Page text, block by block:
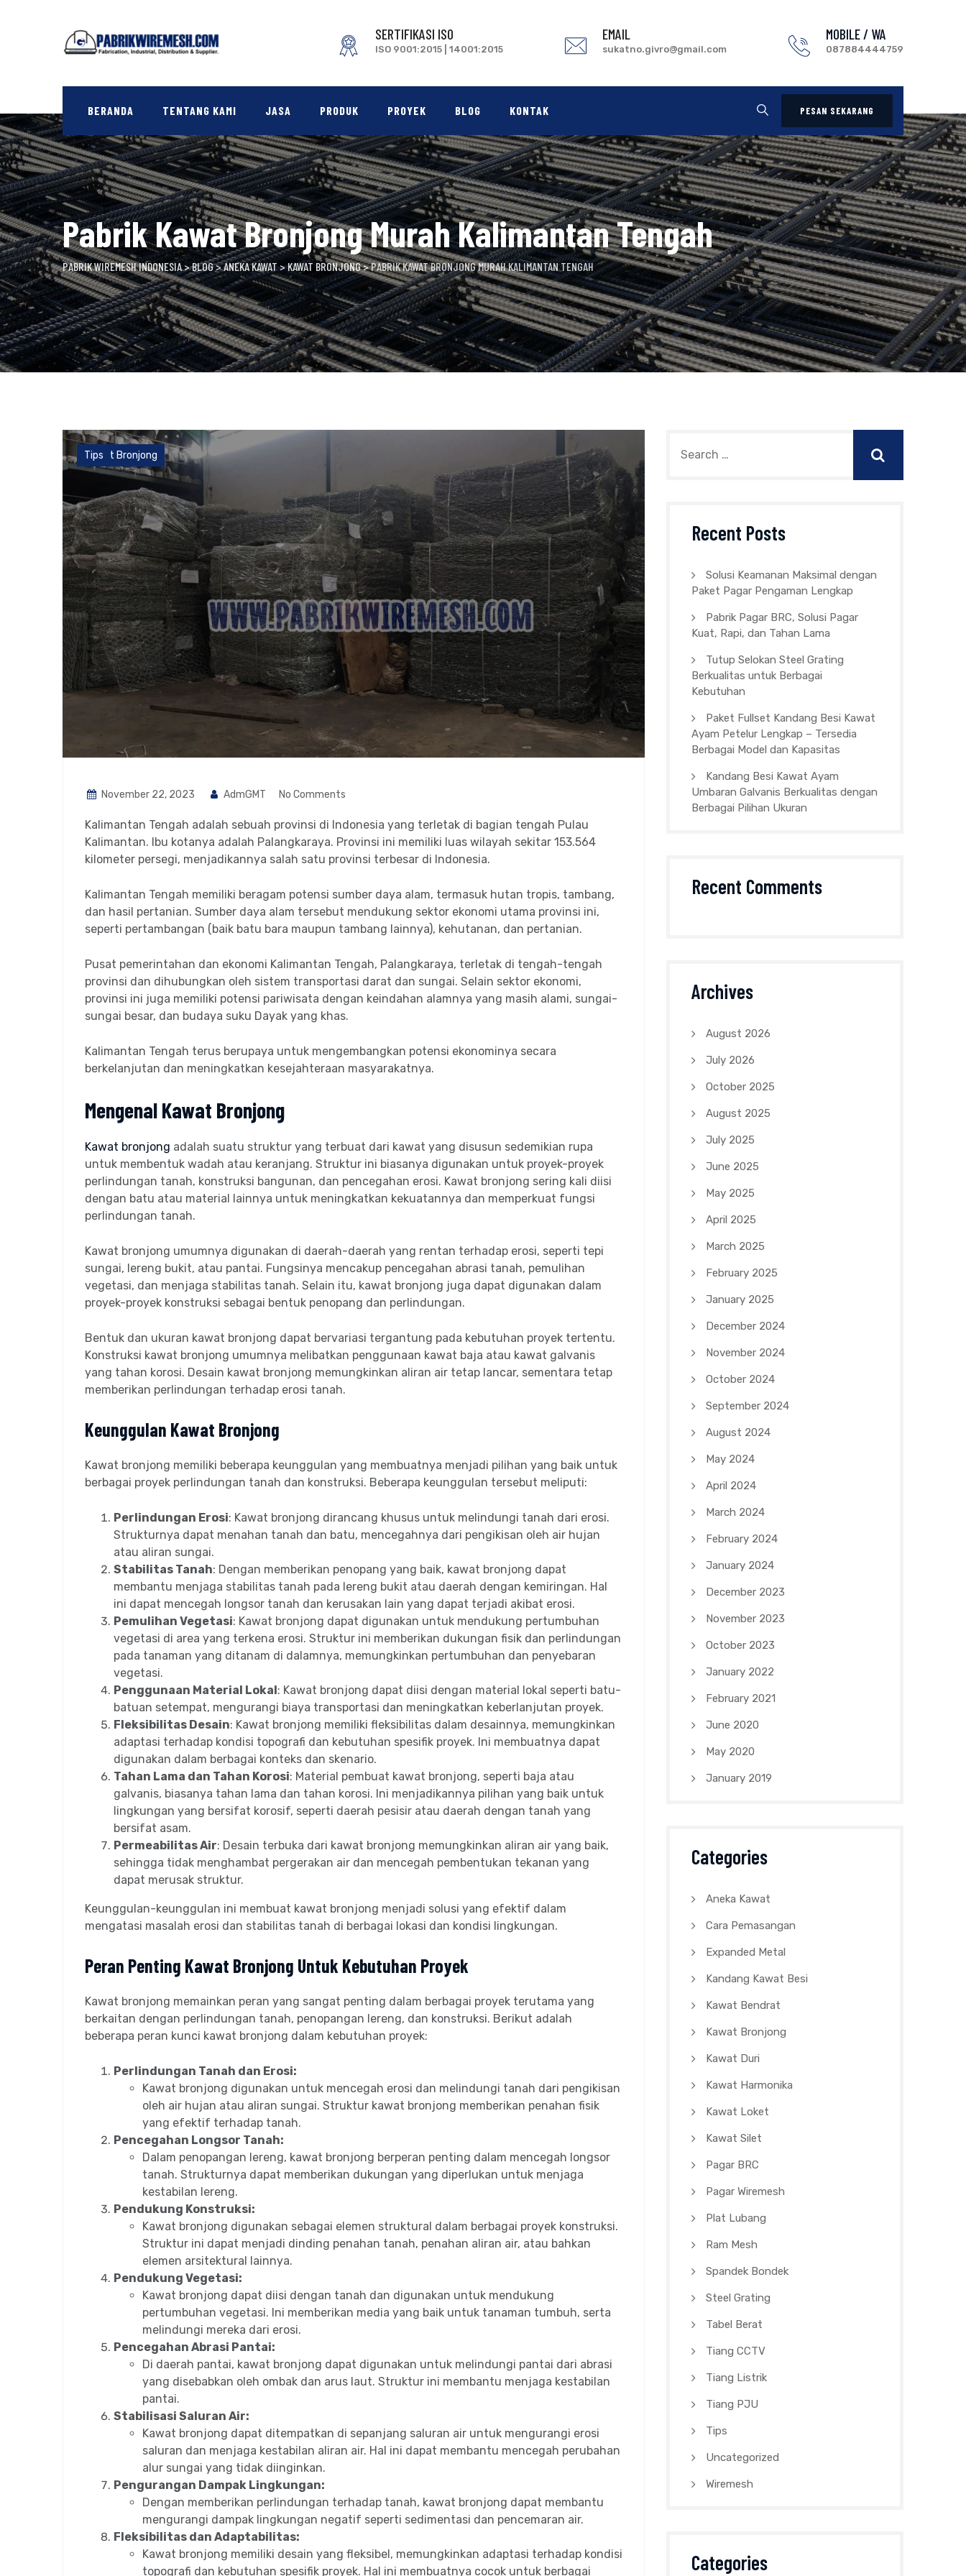
SERTIFIKASI ISO
ISO 9001:2015 | 14001:2015
EMAIL
sukatno.givro@gmail.com
MOBILE / WA
087884444759
BERANDA TENTANG KAMI JASA PRODUK PROYEK BLOG KONTAK PESAN SEKARANG
Pabrik Kawat Bronjong Murah Kalimantan Tengah
PABRIK WIREMESH INDONESIA>BLOG>ANEKA KAWAT>KAWAT BRONJONG>PABRIK KAWAT BRONJONG MURAH KALIMANTAN TENGAH
Kawat Bronjong
Tips
November 22, 2023 AdmGMT No Comments
Kalimantan Tengah adalah sebuah provinsi di Indonesia yang terletak di bagian tengah Pulau
Kalimantan. Ibu kotanya adalah Palangkaraya. Provinsi ini memiliki luas wilayah sekitar 153.564
kilometer persegi, menjadikannya salah satu provinsi terbesar di Indonesia.
Kalimantan Tengah memiliki beragam potensi sumber daya alam, termasuk hutan tropis, tambang,
dan hasil pertanian. Sumber daya alam tersebut mendukung sektor ekonomi utama provinsi ini,
seperti pertambangan (baik batu bara maupun tambang lainnya), kehutanan, dan pertanian.
Pusat pemerintahan dan ekonomi Kalimantan Tengah, Palangkaraya, terletak di tengah-tengah
provinsi dan dihubungkan oleh sistem transportasi darat dan sungai. Selain sektor ekonomi,
provinsi ini juga memiliki potensi pariwisata dengan keindahan alamnya yang masih alami, sungai-
sungai besar, dan budaya suku Dayak yang khas.
Kalimantan Tengah terus berupaya untuk mengembangkan potensi ekonominya secara
berkelanjutan dan meningkatkan kesejahteraan masyarakatnya.
Mengenal Kawat Bronjong
Kawat bronjong adalah suatu struktur yang terbuat dari kawat yang disusun sedemikian rupa
untuk membentuk wadah atau keranjang. Struktur ini biasanya digunakan untuk proyek-proyek
perlindungan tanah, konstruksi bangunan, dan pencegahan erosi. Kawat bronjong sering kali diisi
dengan batu atau material lainnya untuk meningkatkan kekuatannya dan memperkuat fungsi
perlindungan tanah.
Kawat bronjong umumnya digunakan di daerah-daerah yang rentan terhadap erosi, seperti tepi
sungai, lereng bukit, atau pantai. Fungsinya mencakup pencegahan abrasi tanah, pemulihan
vegetasi, dan menjaga stabilitas tanah. Selain itu, kawat bronjong juga dapat digunakan dalam
proyek-proyek konstruksi sebagai bentuk penopang dan perlindungan.
Bentuk dan ukuran kawat bronjong dapat bervariasi tergantung pada kebutuhan proyek tertentu.
Konstruksi kawat bronjong umumnya melibatkan penggunaan kawat baja atau kawat galvanis
yang tahan korosi. Desain kawat bronjong memungkinkan aliran air tetap lancar, sementara tetap
memberikan perlindungan terhadap erosi tanah.
Keunggulan Kawat Bronjong
Kawat bronjong memiliki beberapa keunggulan yang membuatnya menjadi pilihan yang baik untuk
berbagai proyek perlindungan tanah dan konstruksi. Beberapa keunggulan tersebut meliputi:
Perlindungan Erosi: Kawat bronjong dirancang khusus untuk melindungi tanah dari erosi.
Strukturnya dapat menahan tanah dan batu, mencegahnya dari pengikisan oleh air hujan
atau aliran sungai.
Stabilitas Tanah: Dengan memberikan penopang yang baik, kawat bronjong dapat
membantu menjaga stabilitas tanah pada lereng bukit atau daerah dengan kemiringan. Hal
ini dapat mencegah longsor tanah dan kerusakan lain yang dapat terjadi akibat erosi.
Pemulihan Vegetasi: Kawat bronjong dapat digunakan untuk mendukung pertumbuhan
vegetasi di area yang terkena erosi. Struktur ini memberikan dukungan fisik dan perlindungan
pada tanaman yang ditanam di dalamnya, memungkinkan pertumbuhan dan penyebaran
vegetasi.
Penggunaan Material Lokal: Kawat bronjong dapat diisi dengan material lokal seperti batu-
batuan setempat, mengurangi biaya transportasi dan meningkatkan keberlanjutan proyek.
Fleksibilitas Desain: Kawat bronjong memiliki fleksibilitas dalam desainnya, memungkinkan
adaptasi terhadap kondisi topografi dan kebutuhan spesifik proyek. Ini membuatnya dapat
digunakan dalam berbagai konteks dan skenario.
Tahan Lama dan Tahan Korosi: Material pembuat kawat bronjong, seperti baja atau
galvanis, biasanya tahan lama dan tahan korosi. Ini menjadikannya pilihan yang baik untuk
lingkungan yang bersifat korosif, seperti daerah pesisir atau daerah dengan tanah yang
bersifat asam.
Permeabilitas Air: Desain terbuka dari kawat bronjong memungkinkan aliran air yang baik,
sehingga tidak menghambat pergerakan air dan mencegah pembentukan tekanan yang
dapat merusak struktur.
Keunggulan-keunggulan ini membuat kawat bronjong menjadi solusi yang efektif dalam
mengatasi masalah erosi dan stabilitas tanah di berbagai lokasi dan kondisi lingkungan.
Peran Penting Kawat Bronjong Untuk Kebutuhan Proyek
Kawat bronjong memainkan peran yang sangat penting dalam berbagai proyek terutama yang
berkaitan dengan perlindungan tanah, penopangan lereng, dan konstruksi. Berikut adalah
beberapa peran kunci kawat bronjong dalam kebutuhan proyek:
Perlindungan Tanah dan Erosi:
Kawat bronjong digunakan untuk mencegah erosi dan melindungi tanah dari pengikisan
oleh air hujan atau aliran sungai. Struktur kawat bronjong memberikan penahan fisik
yang efektif terhadap tanah.
Pencegahan Longsor Tanah:
Dalam penopangan lereng, kawat bronjong berperan penting dalam mencegah longsor
tanah. Strukturnya dapat memberikan dukungan yang diperlukan untuk menjaga
kestabilan lereng.
Pendukung Konstruksi:
Kawat bronjong digunakan sebagai elemen struktural dalam berbagai proyek konstruksi.
Struktur ini dapat menjadi dinding penahan tanah, penahan aliran air, atau bahkan
elemen arsitektural lainnya.
Pendukung Vegetasi:
Kawat bronjong dapat diisi dengan tanah dan digunakan untuk mendukung
pertumbuhan vegetasi. Ini memberikan media yang baik untuk tanaman tumbuh, serta
melindungi mereka dari erosi.
Pencegahan Abrasi Pantai:
Di daerah pantai, kawat bronjong dapat digunakan untuk melindungi pantai dari abrasi
yang disebabkan oleh ombak dan arus laut. Struktur ini membantu menjaga kestabilan
pantai.
Stabilisasi Saluran Air:
Kawat bronjong dapat ditempatkan di sepanjang saluran air untuk mengurangi erosi
saluran dan menjaga kestabilan aliran air. Hal ini dapat membantu mencegah perubahan
alur sungai yang tidak diinginkan.
Pengurangan Dampak Lingkungan:
Dengan memberikan perlindungan terhadap tanah, kawat bronjong dapat membantu
mengurangi dampak lingkungan negatif seperti sedimentasi dan pencemaran air.
Fleksibilitas dan Adaptabilitas:
Kawat bronjong memiliki desain yang fleksibel, memungkinkan adaptasi terhadap kondisi
topografi dan kebutuhan spesifik proyek. Hal ini membuatnya cocok untuk berbagai
Recent Posts
Solusi Keamanan Maksimal dengan
Paket Pagar Pengaman Lengkap
Pabrik Pagar BRC, Solusi Pagar
Kuat, Rapi, dan Tahan Lama
Tutup Selokan Steel Grating
Berkualitas untuk Berbagai
Kebutuhan
Paket Fullset Kandang Besi Kawat
Ayam Petelur Lengkap – Tersedia
Berbagai Model dan Kapasitas
Kandang Besi Kawat Ayam
Umbaran Galvanis Berkualitas dengan
Berbagai Pilihan Ukuran
Recent Comments
Archives
August 2026
July 2026
October 2025
August 2025
July 2025
June 2025
May 2025
April 2025
March 2025
February 2025
January 2025
December 2024
November 2024
October 2024
September 2024
August 2024
May 2024
April 2024
March 2024
February 2024
January 2024
December 2023
November 2023
October 2023
January 2022
February 2021
June 2020
May 2020
January 2019
Categories
Aneka Kawat
Cara Pemasangan
Expanded Metal
Kandang Kawat Besi
Kawat Bendrat
Kawat Bronjong
Kawat Duri
Kawat Harmonika
Kawat Loket
Kawat Silet
Pagar BRC
Pagar Wiremesh
Plat Lubang
Ram Mesh
Spandek Bondek
Steel Grating
Tabel Berat
Tiang CCTV
Tiang Listrik
Tiang PJU
Tips
Uncategorized
Wiremesh
Categories